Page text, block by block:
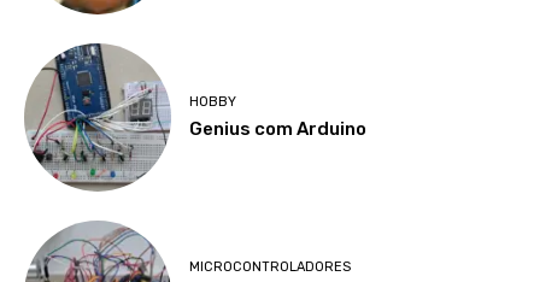
HOBBY
Genius com Arduino
MICROCONTROLADORES